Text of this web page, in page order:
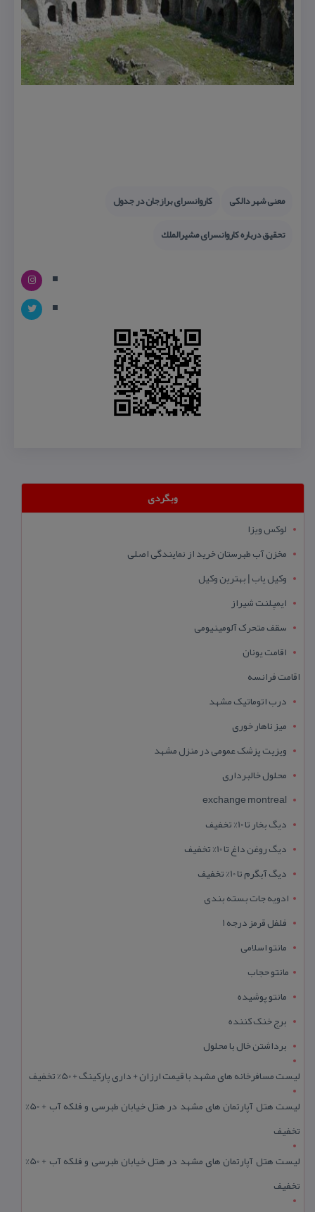
معنی شهر دالكی
كاروانسرای برازجان در جدول
تحقیق درباره كاروانسرای مشیرالملك
وبگردی
لوکس ویزا
مخزن آب طبرستان خرید از نمایندگی اصلی
وکیل یاب | بهترین وکیل
ایمپلنت شیراز
سقف متحرک آلومینیومی
اقامت یونان
اقامت فرانسه
درب اتوماتیک مشهد
میز ناهار خوری
ویزیت پزشک عمومی در منزل مشهد
محلول خالبرداری
exchange montreal
دیگ بخار تا 10% تخفیف
دیگ روغن داغ تا 10% تخفیف
دیگ آبگرم تا 10% تخفیف
ادویه جات بسته بندی
فلفل قرمز درجه 1
مانتو اسلامی
مانتو حجاب
مانتو پوشیده
برج خنک کننده
برداشتن خال با محلول
لیست مسافرخانه های مشهد با قیمت ارزان + داری پارکینگ + 50% تخفیف
لیست هتل آپارتمان های مشهد در هتل خیابان طبرسی و فلکه آب + 50%
تخفیف
لیست هتل آپارتمان های مشهد در هتل خیابان طبرسی و فلکه آب + 50%
تخفیف